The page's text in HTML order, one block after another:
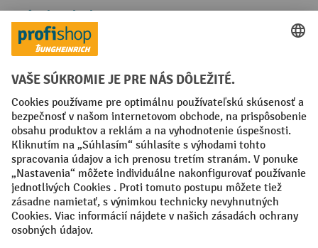
Spôsoby platby
Creditcard (Master)Creditcard (Visa)
Faktúra Predplatba
Sociálne siete
Facebook
YouTube
LinkedIn
Nastavenia ochrany osobných údajov